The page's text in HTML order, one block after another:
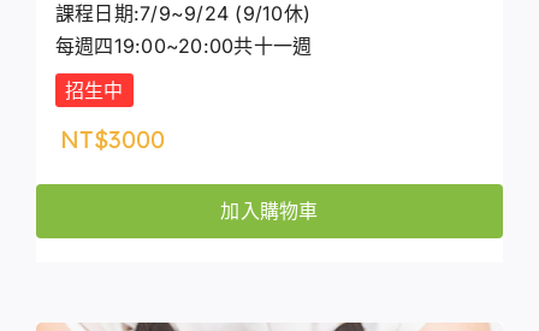
課程日期:7/9~9/24 (9/10休)
每週四19:00~20:00共十一週
招生中
NT$3000
加入購物車